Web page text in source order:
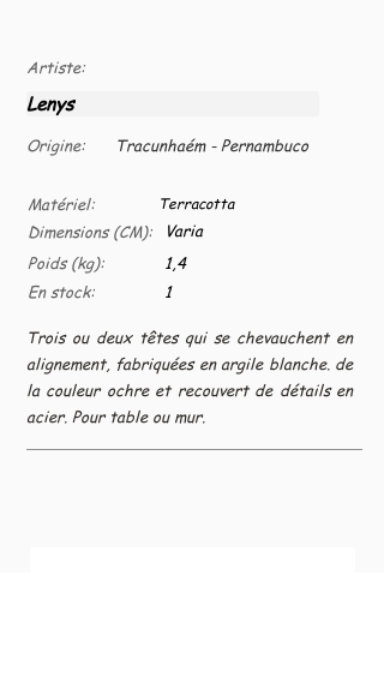
Artiste:
Lenys
Origine: Tracunhaém - Pernambuco
Matériel:
Dimensions (CM):
Poids (kg):
En stock:
Terracotta
Varia
1,4
1
Trois ou deux têtes qui se chevauchent en
alignement, fabriquées en argile blanche. de
la couleur ochre et recouvert de détails en
acier. Pour table ou mur.